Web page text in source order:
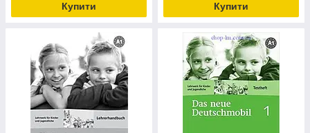
Купити Купити